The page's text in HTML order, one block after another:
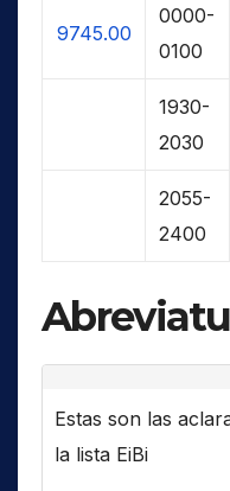
9745.00
0000-
0100
1930-
2030
2055-
2400
Estas son las
la lista EiBi